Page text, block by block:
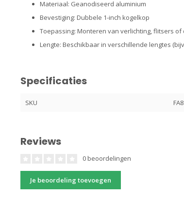
Materiaal: Geanodiseerd aluminium
Bevestiging: Dubbele 1-inch kogelkop
Toepassing: Monteren van verlichting, flitsers of
Lengte: Beschikbaar in verschillende lengtes (bijv.
Specificaties
SKU FA8
Reviews
0 beoordelingen
Je beoordeling toevoegen